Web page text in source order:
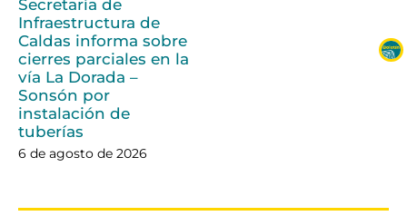
Secretaría de
Infraestructura de
Caldas informa sobre
cierres parciales en la
vía La Dorada –
Sonsón por
instalación de
tuberías
6 de agosto de 2026